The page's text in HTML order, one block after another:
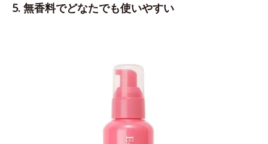
5. 無香料でどなたでも使いやすい